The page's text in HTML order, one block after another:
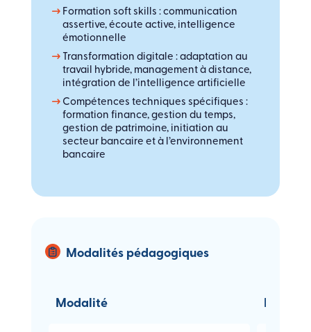
Formation soft skills : communication
assertive, écoute active, intelligence
émotionnelle
Transformation digitale : adaptation au
travail hybride, management à distance,
intégration de l’intelligence artificielle
Compétences techniques spécifiques :
formation finance, gestion du temps,
gestion de patrimoine, initiation au
secteur bancaire et à l’environnement
bancaire
Modalités pédagogiques
Modalité